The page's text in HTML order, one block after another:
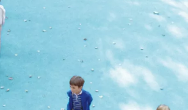
Christian Signol